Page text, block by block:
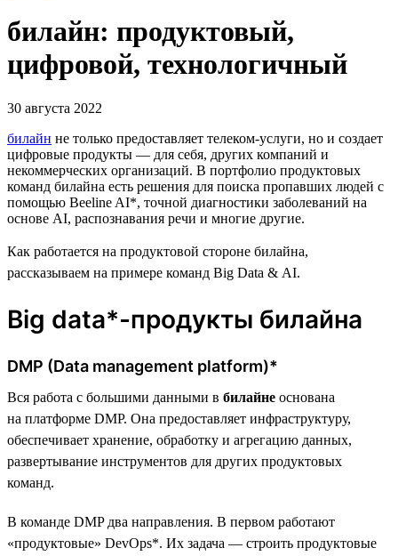
билайн: продуктовый,
цифровой, технологичный
30 августа 2022
билайн не только предоставляет телеком-услуги, но и создает
цифровые продукты — для себя, других компаний и
некоммерческих организаций. В портфолио продуктовых
команд билайна есть решения для поиска пропавших людей с
помощью Beeline AI*, точной диагностики заболеваний на
основе AI, распознавания речи и многие другие.
Как работается на продуктовой стороне билайна,
рассказываем на примере команд Big Data & AI.
Big data*-продукты билайна
DMP (Data management platform)*
Вся работа с большими данными в билайне основана
на платформе DMP. Она предоставляет инфраструктуру,
обеспечивает хранение, обработку и агрегацию данных,
развертывание инструментов для других продуктовых
команд.
В команде DMP два направления. В первом работают
«продуктовые» DevOps*. Их задача — строить продуктовые